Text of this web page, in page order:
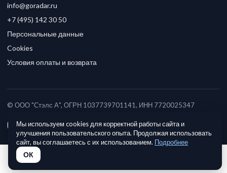
info@goradar.ru
+7 (495) 142 30 50
Персональные данные
Cookies
Условия оплаты и возврата
© ООО "Стэлс А", ОГРН 1037739701141, ИНН 7720025347
Мы используем cookies для корректной работы сайта и
улучшения пользовательского опыта. Продолжая использовать
сайт, вы соглашаетесь с их использованием. Подробнее
ОК